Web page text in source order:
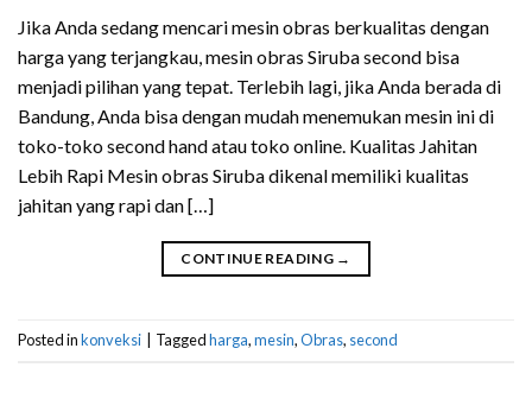
Jika Anda sedang mencari mesin obras berkualitas dengan
harga yang terjangkau, mesin obras Siruba second bisa
menjadi pilihan yang tepat. Terlebih lagi, jika Anda berada di
Bandung, Anda bisa dengan mudah menemukan mesin ini di
toko-toko second hand atau toko online. Kualitas Jahitan
Lebih Rapi Mesin obras Siruba dikenal memiliki kualitas
jahitan yang rapi dan […]
CONTINUE READING →
Posted inkonveksi Taggedharga,mesin,Obras, second